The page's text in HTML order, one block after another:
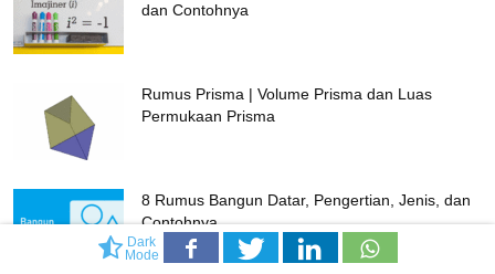
dan Contohnya
Rumus Prisma | Volume Prisma dan Luas
Permukaan Prisma
8 Rumus Bangun Datar, Pengertian, Jenis, dan
Contohnya
Dark
Mode